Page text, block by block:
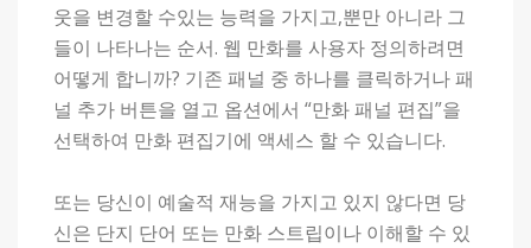
웃을 변경할 수있는 능력을 가지고,뿐만 아니라 그
들이 나타나는 순서. 웹 만화를 사용자 정의하려면
어떻게 합니까? 기존 패널 중 하나를 클릭하거나 패
널 추가 버튼을 열고 옵션에서 “만화 패널 편집”을
선택하여 만화 편집기에 액세스 할 수 있습니다.
또는 당신이 예술적 재능을 가지고 있지 않다면 당
신은 단지 단어 또는 만화 스트립이나 이해할 수 있